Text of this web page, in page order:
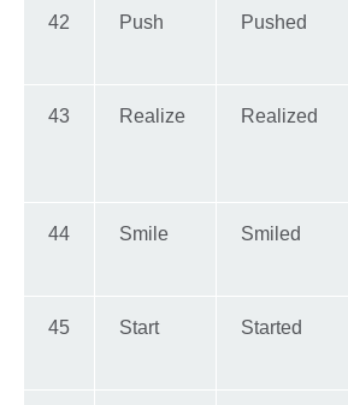
42 Push Pushed
43 Realize Realized
44 Smile Smiled
45 Start Started